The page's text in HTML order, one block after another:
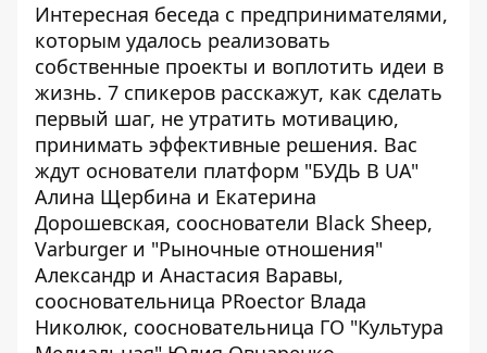
Интересная беседа с предпринимателями,
которым удалось реализовать
собственные проекты и воплотить идеи в
жизнь. 7 спикеров расскажут, как сделать
первый шаг, не утратить мотивацию,
принимать эффективные решения. Вас
ждут основатели платформ "БУДЬ В UA"
Алина Щербина и Екатерина
Дорошевская, сооснователи Black Sheep,
Varburger и "Рыночные отношения"
Александр и Анастасия Варавы,
соосновательница PRoector Влада
Николюк, соосновательница ГО "Культура